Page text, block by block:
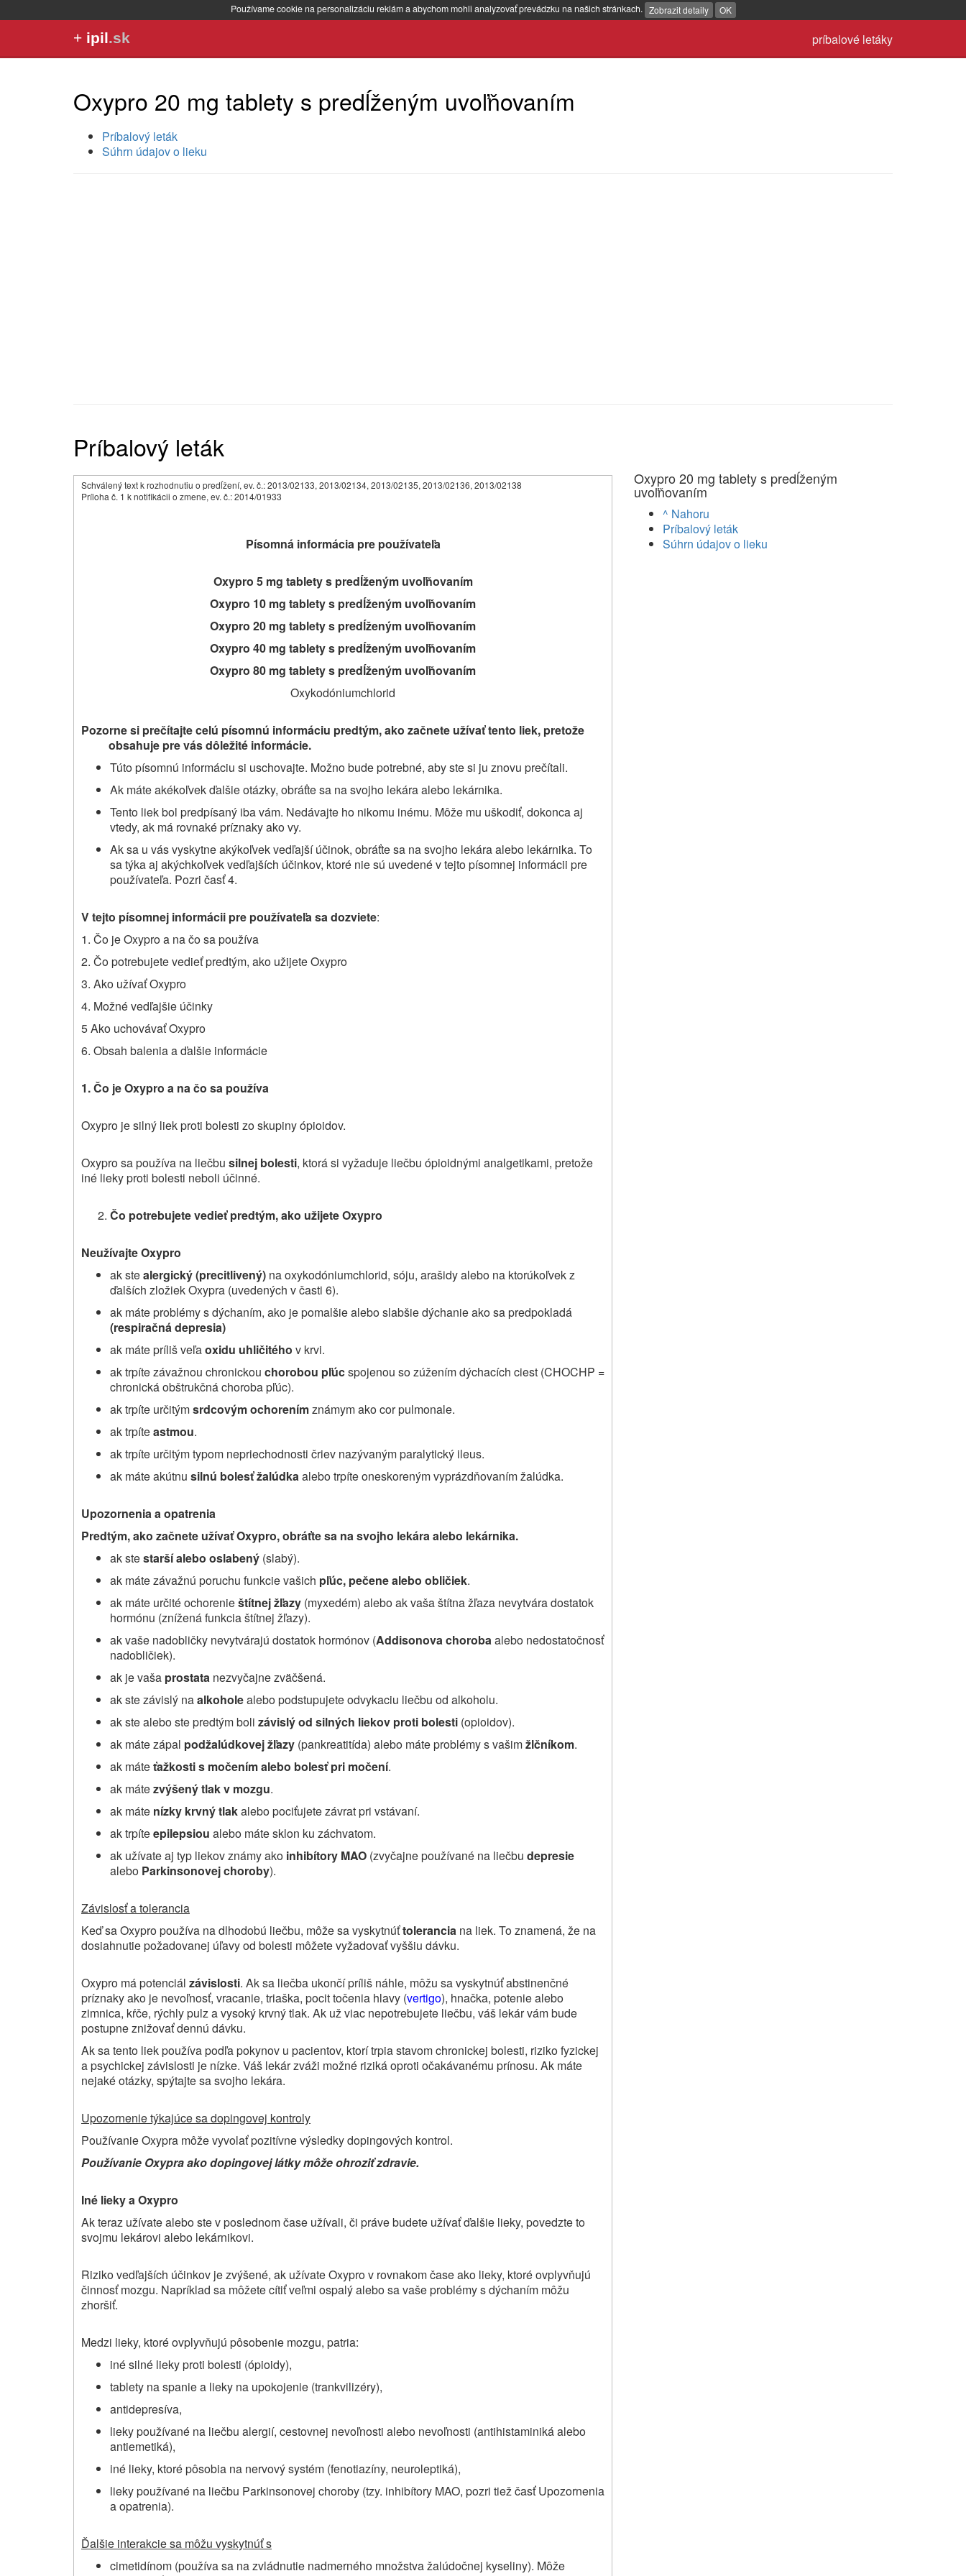
Používame cookie na personalizáciu reklám a abychom mohli analyzovať prevádzku na našich stránkach. Zobrazit detaily OK
príbalové letáky
+ ipil.sk
Oxypro 20 mg tablety s predĺženým uvoľňovaním
Príbalový leták
Súhrn údajov o lieku
Príbalový leták
Schválený text k rozhodnutiu o predĺžení, ev. č.: 2013/02133, 2013/02134, 2013/02135, 2013/02136, 2013/02138
Príloha č. 1 k notifikácii o zmene, ev. č.: 2014/01933
Písomná informácia pre používateľa
Oxypro 5 mg tablety s predĺženým uvoľňovaním
Oxypro 10 mg tablety s predĺženým uvoľňovaním
Oxypro 20 mg tablety s predĺženým uvoľňovaním
Oxypro 40 mg tablety s predĺženým uvoľňovaním
Oxypro 80 mg tablety s predĺženým uvoľňovaním
Oxykodóniumchlorid
Pozorne si prečítajte celú písomnú informáciu predtým, ako začnete užívaťtento liek, pretože
obsahuje pre vás dôležité informácie.
Túto písomnú informáciu si uschovajte. Možno bude potrebné, aby ste si ju znovu prečítali.
Ak máte akékoľvek ďalšie otázky, obráťte sa na svojho lekára alebo lekárnika.
Tento liek bol predpísaný iba vám. Nedávajte ho nikomu inému. Môže mu uškodiť, dokonca aj
vtedy, ak má rovnaké príznaky ako vy.
Ak sa u vás vyskytne akýkoľvek vedľajší účinok, obráťte sa na svojho lekára alebo lekárnika. To
sa týka aj akýchkoľvek vedľajších účinkov, ktoré nie sú uvedené v tejto písomnej informácii pre
používateľa. Pozri časť 4.
V tejto písomnej informácii pre používateľa sa dozviete:
1. Čo je Oxypro a na čo sa používa
2. Čo potrebujete vedieť predtým, ako užijete Oxypro
3. Ako užívať Oxypro
4. Možné vedľajšie účinky
5 Ako uchovávať Oxypro
6. Obsah balenia a ďalšie informácie
1. Čo je Oxypro a na čo sa používa
Oxypro je silný liek proti bolesti zo skupiny ópioidov.
Oxypro sa používa na liečbu silnej bolesti, ktorá si vyžaduje liečbu ópioidnými analgetikami, pretože
iné lieky proti bolesti neboli účinné.
Čo potrebujete vedieť predtým, ako užijete Oxypro
Neužívajte Oxypro
ak stealergický (precitlivený) na oxykodóniumchlorid, sóju, arašidy alebo na ktorúkoľvek z
ďalších zložiek Oxypra (uvedených v časti 6).
ak máte problémy s dýchaním, ako je pomalšie alebo slabšie dýchanie ako sa predpokladá
(respiračná depresia)
ak máte príliš veľaoxidu uhličitého v krvi.
ak trpíte závažnou chronickou chorobou pľúcspojenou so zúžením dýchacích ciest (CHOCHP =
chronická obštrukčná choroba pľúc).
ak trpíte určitýmsrdcovým ochorenímznámym ako cor pulmonale.
ak trpíteastmou.
ak trpíte určitým typom nepriechodnosti čriev nazývaným paralytický ileus.
ak máte akútnu silnú bolesť žalúdkaalebo trpíte oneskoreným vyprázdňovaním žalúdka.
Upozornenia a opatrenia
Predtým, ako začnete užívať Oxypro, obráťte sa na svojho lekára alebo lekárnika.
ak stestarší alebo oslabený (slabý).
ak máte závažnú poruchu funkcie vašich pľúc, pečene alebo obličiek.
ak máte určité ochorenieštítnej žľazy (myxedém) alebo ak vaša štítna žľaza nevytvára dostatok
hormónu (znížená funkcia štítnej žľazy).
ak vaše nadobličky nevytvárajú dostatok hormónov (Addisonova chorobaalebo nedostatočnosť
nadobličiek).
ak je vaša prostata nezvyčajne zväčšená.
ak ste závislý naalkoholealebo podstupujete odvykaciu liečbu od alkoholu.
ak ste alebo ste predtým boli závislý od silných liekov proti bolesti (opioidov).
ak máte zápal podžalúdkovej žľazy (pankreatitída) alebo máte problémy s vašimžlčníkom.
ak máteťažkosti s močením alebo bolesť pri močení.
ak mátezvýšený tlak v mozgu.
ak máte nízky krvný tlakalebo pociťujete závrat pri vstávaní.
ak trpíteepilepsiou alebo máte sklon ku záchvatom.
ak užívate aj typ liekov známy ako inhibítory MAO (zvyčajne používané na liečbu depresie
alebo Parkinsonovej choroby).
Závislosť a tolerancia
Keď sa Oxypro používa na dlhodobú liečbu, môže sa vyskytnúťtolerancia na liek. To znamená, že na
dosiahnutie požadovanej úľavy od bolesti môžete vyžadovať vyššiu dávku.
Oxypro má potenciál závislosti. Ak sa liečba ukončí príliš náhle, môžu sa vyskytnúť abstinenčné
príznaky ako je nevoľnosť, vracanie, triaška, pocit točenia hlavy (vertigo), hnačka, potenie alebo
zimnica, kŕče, rýchly pulz a vysoký krvný tlak. Ak už viac nepotrebujete liečbu, váš lekár vám bude
postupne znižovať dennú dávku.
Ak sa tento liek používa podľa pokynov u pacientov, ktorí trpia stavom chronickej bolesti, riziko fyzickej
a psychickej závislosti je nízke. Váš lekár zváži možné riziká oproti očakávanému prínosu. Ak máte
nejaké otázky, spýtajte sa svojho lekára.
Upozornenie týkajúce sa dopingovej kontroly
Používanie Oxypra môže vyvolať pozitívne výsledky dopingových kontrol.
Používanie Oxypra ako dopingovej látky môže ohroziť zdravie.
Iné lieky a Oxypro
Ak teraz užívate alebo ste v poslednom čase užívali, či práve budete užívať ďalšie lieky, povedzte to
svojmu lekárovi alebo lekárnikovi.
Riziko vedľajších účinkov je zvýšené, ak užívate Oxypro v rovnakom čase ako lieky, ktoré ovplyvňujú
činnosť mozgu. Napríklad sa môžete cítiť veľmi ospalý alebo sa vaše problémy s dýchaním môžu
zhoršiť.
Medzi lieky, ktoré ovplyvňujú pôsobenie mozgu, patria:
iné silné lieky proti bolesti (ópioidy),
tablety na spanie a lieky na upokojenie (trankvilizéry),
antidepresíva,
lieky používané na liečbu alergií, cestovnej nevoľnosti alebo nevoľnosti (antihistaminiká alebo
antiemetiká),
iné lieky, ktoré pôsobia na nervový systém (fenotiazíny, neuroleptiká),
lieky používané na liečbu Parkinsonovej choroby (tzy. inhibítory MAO, pozri tiež časť Upozornenia
a opatrenia).
Ďalšie interakcie sa môžu vyskytnúť s
cimetidínom (používa sa na zvládnutie nadmerného množstva žalúdočnej kyseliny). Môže
Oxypro 20 mg tablety s predĺženým
uvoľňovaním
^ Nahoru
Príbalový leták
Súhrn údajov o lieku